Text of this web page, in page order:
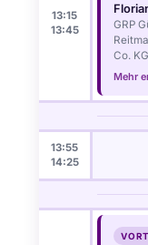
13:15
13:45
GRP
Co.
Mehr
13:55
14:25